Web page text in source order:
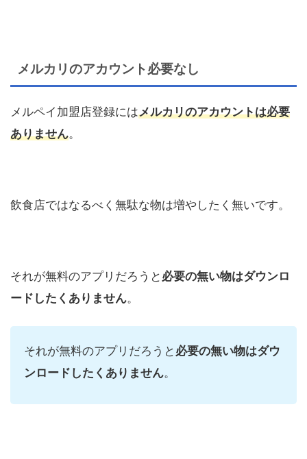
メルカリのアカウント必要なし
メルペイ加盟店登録にはメルカリのアカウントは必要
ありません。
飲食店ではなるべく無駄な物は増やしたく無いです。
それが無料のアプリだろうと 必要の無い物はダウンロ
ードしたくありません。
それが無料のアプリだろうと 必要の無い物はダウ
ンロードしたくありません。